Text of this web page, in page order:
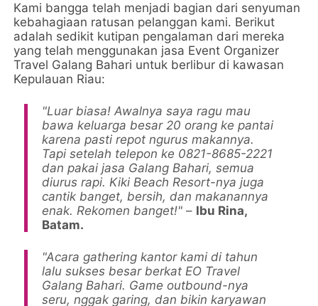
Kami bangga telah menjadi bagian dari senyuman
kebahagiaan ratusan pelanggan kami. Berikut
adalah sedikit kutipan pengalaman dari mereka
yang telah menggunakan jasa Event Organizer
Travel Galang Bahari untuk berlibur di kawasan
Kepulauan Riau:
"Luar biasa! Awalnya saya ragu mau
bawa keluarga besar 20 orang ke pantai
karena pasti repot ngurus makannya.
Tapi setelah telepon ke 0821-8685-2221
dan pakai jasa Galang Bahari, semua
diurus rapi. Kiki Beach Resort-nya juga
cantik banget, bersih, dan makanannya
enak. Rekomen banget!" – Ibu Rina,
Batam.
"Acara gathering kantor kami di tahun
lalu sukses besar berkat EO Travel
Galang Bahari. Game outbound-nya
seru, nggak garing, dan bikin karyawan